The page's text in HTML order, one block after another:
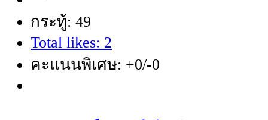
กระทู้: 49
Total likes: 2
คะแนนพิเศษ: +0/-0